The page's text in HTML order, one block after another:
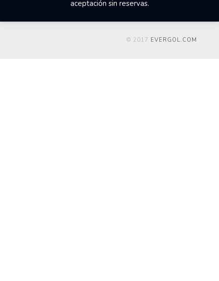
aceptación sin reservas.
© 2017 EVERGOL.COM